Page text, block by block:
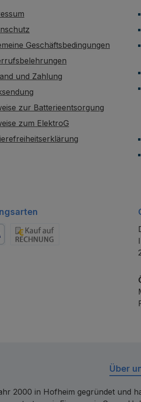
Geschäftsbedingungen
und Zahlung
zur Batterieentsorgung
zum ElektroG
Über
2000 in Hofheim gegründet und